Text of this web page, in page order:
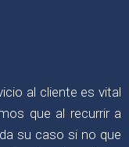
al cliente es vital
que al recurrir a
su caso si no que